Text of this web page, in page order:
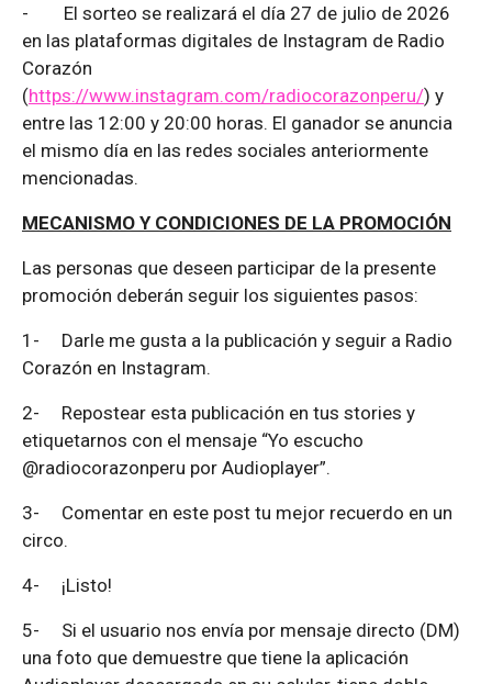
- El sorteo se realizará el día 27 de julio de 2026
en las plataformas digitales de Instagram de Radio
Corazón
(https://www.instagram.com/radiocorazonperu/) y
entre las 12:00 y 20:00 horas. El ganador se anuncia
el mismo día en las redes sociales anteriormente
mencionadas.
MECANISMO Y CONDICIONES DE LA PROMOCIÓN
Las personas que deseen participar de la presente
promoción deberán seguir los siguientes pasos:
1- Darle me gusta a la publicación y seguir a Radio
Corazón en Instagram.
2- Repostear esta publicación en tus stories y
etiquetarnos con el mensaje “Yo escucho
@radiocorazonperu por Audioplayer”.
3- Comentar en este post tu mejor recuerdo en un
circo.
4- ¡Listo!
5- Si el usuario nos envía por mensaje directo (DM)
una foto que demuestre que tiene la aplicación